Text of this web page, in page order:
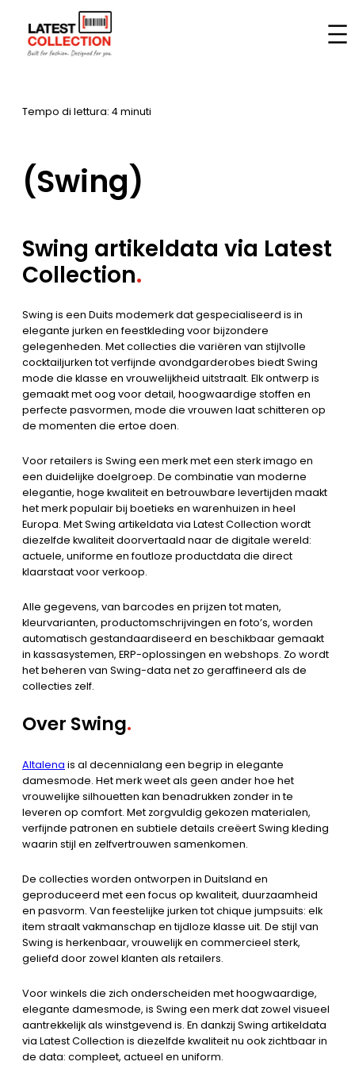
contenuto
Casa– Marche–
Tempo di lettura: 4 minuti
(Swing)
Swing artikeldata via Latest
Collection.
Swing is een Duits modemerk dat gespecialiseerd is in
elegante jurken en feestkleding voor bijzondere
gelegenheden. Met collecties die variëren van stijlvolle
cocktailjurken tot verfijnde avondgarderobes biedt Swing
mode die klasse en vrouwelijkheid uitstraalt. Elk ontwerp is
gemaakt met oog voor detail, hoogwaardige stoffen en
perfecte pasvormen, mode die vrouwen laat schitteren op
de momenten die ertoe doen.
Voor retailers is Swing een merk met een sterk imago en
een duidelijke doelgroep. De combinatie van moderne
elegantie, hoge kwaliteit en betrouwbare levertijden maakt
het merk populair bij boetieks en warenhuizen in heel
Europa. Met Swing artikeldata via Latest Collection wordt
diezelfde kwaliteit doorvertaald naar de digitale wereld:
actuele, uniforme en foutloze productdata die direct
klaarstaat voor verkoop.
Alle gegevens, van barcodes en prijzen tot maten,
kleurvarianten, productomschrijvingen en foto’s, worden
automatisch gestandaardiseerd en beschikbaar gemaakt
in kassasystemen, ERP-oplossingen en webshops. Zo wordt
het beheren van Swing-data net zo geraffineerd als de
collecties zelf.
Over Swing.
Altalena is al decennialang een begrip in elegante
damesmode. Het merk weet als geen ander hoe het
vrouwelijke silhouetten kan benadrukken zonder in te
leveren op comfort. Met zorgvuldig gekozen materialen,
verfijnde patronen en subtiele details creëert Swing kleding
waarin stijl en zelfvertrouwen samenkomen.
De collecties worden ontworpen in Duitsland en
geproduceerd met een focus op kwaliteit, duurzaamheid
en pasvorm. Van feestelijke jurken tot chique jumpsuits: elk
item straalt vakmanschap en tijdloze klasse uit. De stijl van
Swing is herkenbaar, vrouwelijk en commercieel sterk,
geliefd door zowel klanten als retailers.
Voor winkels die zich onderscheiden met hoogwaardige,
elegante damesmode, is Swing een merk dat zowel visueel
aantrekkelijk als winstgevend is. En dankzij Swing artikeldata
via Latest Collection is diezelfde kwaliteit nu ook zichtbaar in
de data: compleet, actueel en uniform.